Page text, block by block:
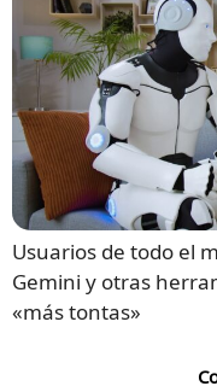
Usuarios de todo el
Gemini y otras
«más tontas»